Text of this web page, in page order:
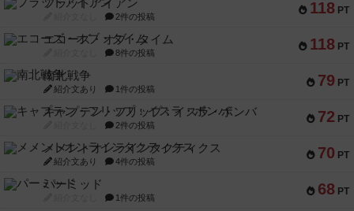
118 PT
フラットアイアン
2件の投稿
118 PT
エコーズ・オブ・タイム
8件の投稿
79 PT
南北戦争
紹介文あり 1件の投稿
72 PT
キャプテン・フリップ：イスラ・ボンバ
2件の投稿
70 PT
メメントオンラインタクティクス
紹介文あり 4件の投稿
68 PT
パーミッド
1件の投稿